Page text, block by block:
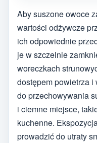
Aby suszone owoce
wartości odżywcze
ich odpowiednie
je w szczelnie
woreczkach
dostępem powietrza
do przechowywania
i ciemne miejsce,
kuchenne.
prowadzić do utraty